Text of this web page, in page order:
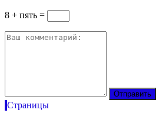
8 + пять =
Страницы